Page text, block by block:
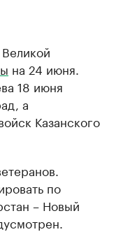
на 24 июня.
18 июня
а
Казанского
по
– Новый